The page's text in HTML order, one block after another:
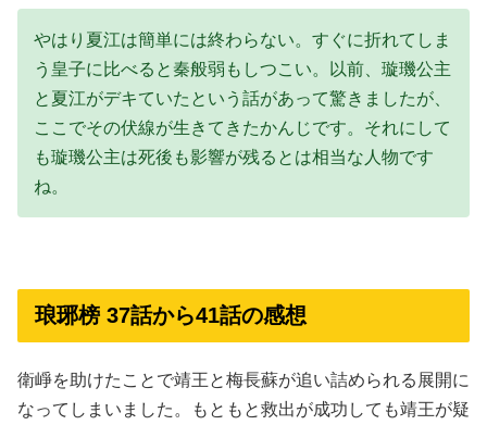
やはり夏江は簡単には終わらない。すぐに折れてしま
う皇子に比べると秦般弱もしつこい。以前、璇璣公主
と夏江がデキていたという話があって驚きましたが、
ここでその伏線が生きてきたかんじです。それにして
も璇璣公主は死後も影響が残るとは相当な人物です
ね。
琅琊榜 37話から41話の感想
衛崢を助けたことで靖王と梅長蘇が追い詰められる展開に
なってしまいました。もともと救出が成功しても靖王が疑